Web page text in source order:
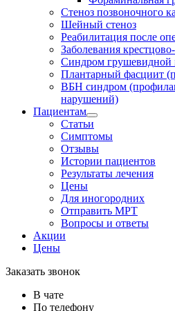
Стеноз позвоночного
Шейный стеноз
Реабилитация после
Заболевания
Синдром
Плантарный фасциит
ВБН синдром
нарушений)
Пациентам
Статьи
Симптомы
Отзывы
Истории пациентов
Результаты лечения
Цены
Для иногородних
Отправить МРТ
Вопросы и ответы
Акции
Цены
Заказать звонок
В чате
По телефону